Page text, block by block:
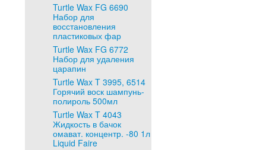
Turtle Wax FG 6690
Набор для
восстановления
пластиковых фар
Turtle Wax FG 6772
Набор для удаления
царапин
Turtle Wax T 3995, 6514
Горячий воск шампунь-
полироль 500мл
Turtle Wax T 4043
Жидкость в бачок
омават. концентр. -80 1л
Liquid Faire